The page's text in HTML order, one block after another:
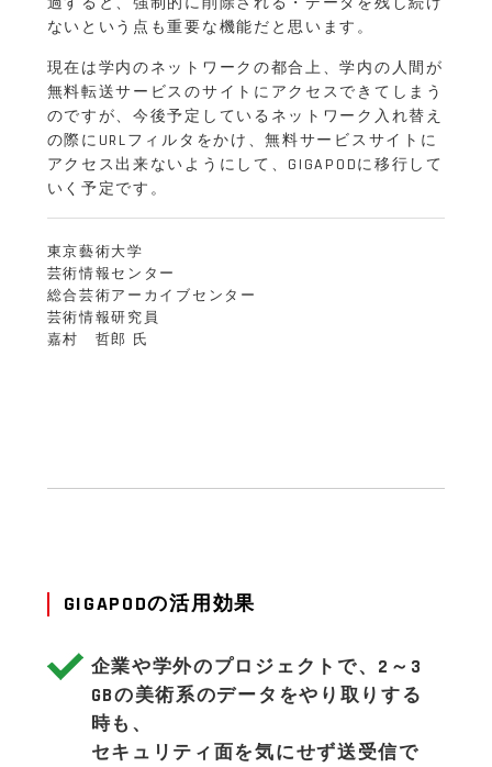
ないという点も重要な機能だと思います。
現在は学内のネットワークの都合上、学内の人間が
無料転送サービスのサイトにアクセスできてしまう
のですが、今後予定しているネットワーク入れ替え
の際にURLフィルタをかけ、無料サービスサイトに
アクセス出来ないようにして、GIGAPODに移行して
いく予定です。
東京藝術大学
芸術情報センター
総合芸術アーカイブセンター
芸術情報研究員
嘉村 哲郎 氏
GIGAPODの活用効果
企業や学外のプロジェクトで、2～3
GBの美術系のデータをやり取りする
時も、
セキュリティ面を気にせず送受信で